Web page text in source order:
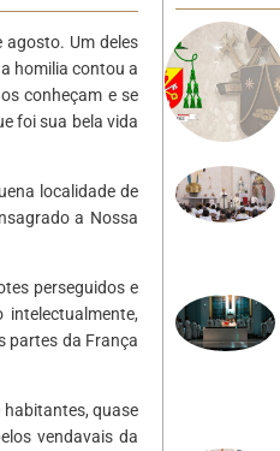
agosto. Um deles
homilia contou a
conheçam e se
foi sua bela vida
localidade de
a Nossa
perseguidos e
partes da França
habitantes, quase
vendavais da